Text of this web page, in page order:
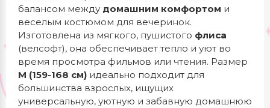
балансом между домашним комфортом и
веселым костюмом для вечеринок.
Изготовлена из мягкого, пушистого флиса
(велсофт), она обеспечивает тепло и уют во
время просмотра фильмов или чтения. Размер
M (159-168 см) идеально подходит для
большинства взрослых, ищущих
универсальную, уютную и забавную домашнюю